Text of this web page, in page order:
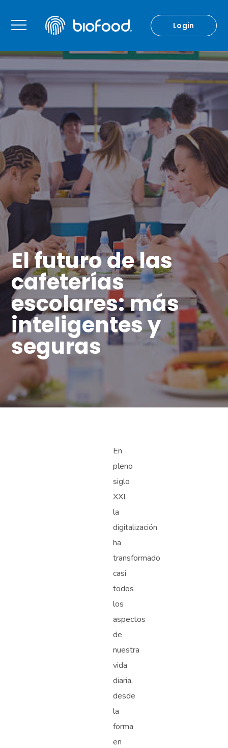
Login
El futuro de las
cafeterías
escolares: más
inteligentes y
seguras
En
pleno
siglo
XXI,
la
digitalización
ha
transformado
casi
todos
los
aspectos
de
nuestra
vida
diaria,
desde
la
forma
en